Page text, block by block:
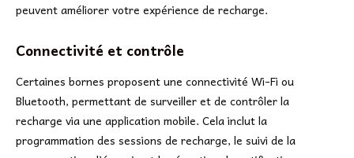
peuvent améliorer votre expérience de recharge.
Connectivité et contrôle
Certaines bornes proposent une connectivité Wi-Fi ou
Bluetooth, permettant de surveiller et de contrôler la
recharge via une application mobile. Cela inclut la
programmation des sessions de recharge, le suivi de la